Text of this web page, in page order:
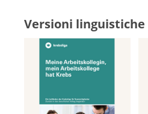
Versioni linguistiche